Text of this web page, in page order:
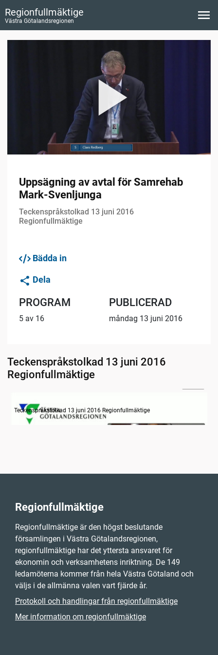
Regionfullmäktige
Västra Götalandsregionen
Uppsägning av avtal för Samrehab
Mark-Svenljunga
Teckenspråkstolkad 13 juni 2016
Regionfullmäktige
Bädda in
Dela
PROGRAM
5 av 16
PUBLICERAD
måndag 13 juni 2016
Teckenspråkstolkad 13 juni 2016
Regionfullmäktige
Information om dagens ärenden
Teckenspråkstolkad 13 juni 2016 Regionfullmäktige
Regionfullmäktige
Regionfullmäktige är den högst beslutande
församlingen i Västra Götalandsregionen,
regionfullmäktige har det yttersta ansvaret för
ekonomin och verksamhetens inriktning. De 149
ledamöterna kommer från hela Västra Götaland och
väljs i de allmänna valen vart fjärde år.
Protokoll och handlingar från regionfullmäktige
Mer information om regionfullmäktige